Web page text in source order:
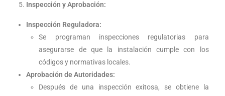
Inspección y Aprobación:
Inspección Reguladora:
Se programan inspecciones regulatorias para
asegurarse de que la instalación cumple con los
códigos y normativas locales.
Aprobación de Autoridades:
Después de una inspección exitosa, se obtiene la